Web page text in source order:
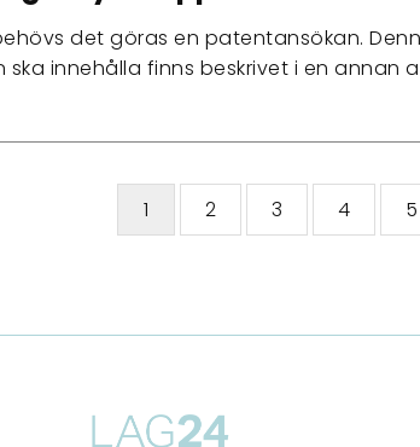
det göras en patentansökan.
innehålla finns beskrivet i en annan
1 2 3 4 5